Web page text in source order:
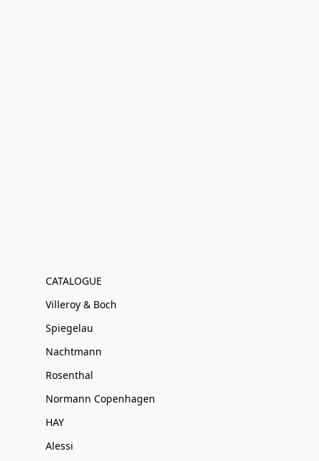
CATALOGUE
Villeroy & Boch
Spiegelau
Nachtmann
Rosenthal
Normann Copenhagen
HAY
Alessi